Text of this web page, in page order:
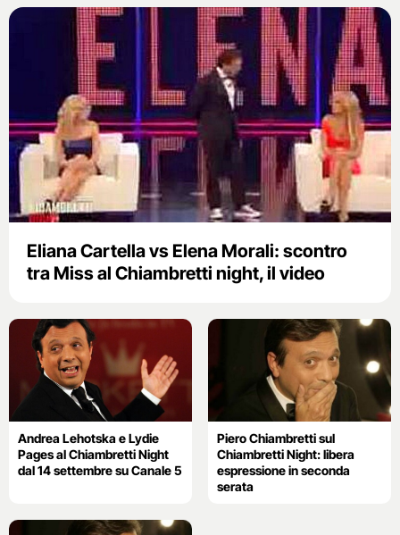
Eliana Cartella vs Elena Morali: scontro
tra Miss al Chiambretti night, il video
Andrea Lehotska e Lydie
Pages al Chiambretti Night
dal 14 settembre su Canale 5
Piero Chiambretti sul
Chiambretti Night: libera
espressione in seconda
serata